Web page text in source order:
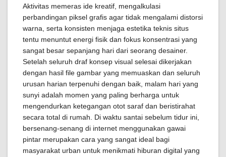
Aktivitas memeras ide kreatif, mengalkulasi
perbandingan piksel grafis agar tidak mengalami distorsi
warna, serta konsisten menjaga estetika teknis situs
tentu menuntut energi fisik dan fokus konsentrasi yang
sangat besar sepanjang hari dari seorang desainer.
Setelah seluruh draf konsep visual selesai dikerjakan
dengan hasil file gambar yang memuaskan dan seluruh
urusan harian terpenuhi dengan baik, malam hari yang
sunyi adalah momen yang paling berharga untuk
mengendurkan ketegangan otot saraf dan beristirahat
secara total di rumah. Di waktu santai sebelum tidur ini,
bersenang-senang di internet menggunakan gawai
pintar merupakan cara yang sangat ideal bagi
masyarakat urban untuk menikmati hiburan digital yang